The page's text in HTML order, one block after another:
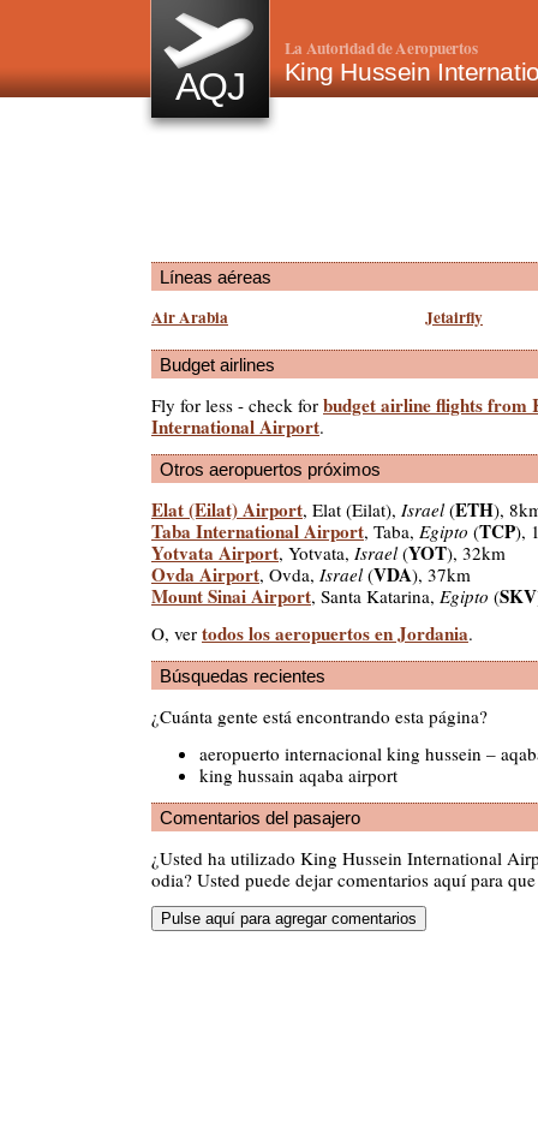
AQJ
La Autoridad de Aeropuertos
King Hussein
Líneas aéreas
Air Arabia Jetairfly
Budget airlines
Fly for less - check for budget airline flights from
International Airport.
Otros aeropuertos próximos
Elat (Eilat) Airport, Elat (Eilat), Israel(ETH),
Taba International Airport, Taba, Egipto (TCP),
Yotvata Airport, Yotvata, Israel(YOT), 32km
Ovda Airport, Ovda, Israel(VDA), 37km
Mount Sinai Airport, Santa Katarina, Egipto (SKV
O, ver todos los aeropuertos en Jordania.
Búsquedas recientes
¿Cuánta gente está encontrando esta página?
aeropuerto internacional king hussein –
king hussain aqaba airport
Comentarios del pasajero
¿Usted ha utilizado King Hussein International
odia? Usted puede dejar comentarios aquí para